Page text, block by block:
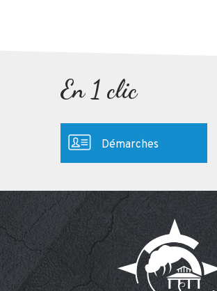
En 1 clic
Démarches